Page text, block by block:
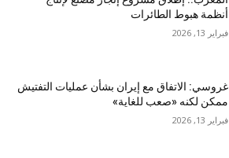
أنظمة هبوط الطائرات
فبراير 13, 2026
غروسي: الاتفاق مع إيران بشأن عمليات التفتيش
ممكن لكنه «صعب للغاية»
فبراير 13, 2026